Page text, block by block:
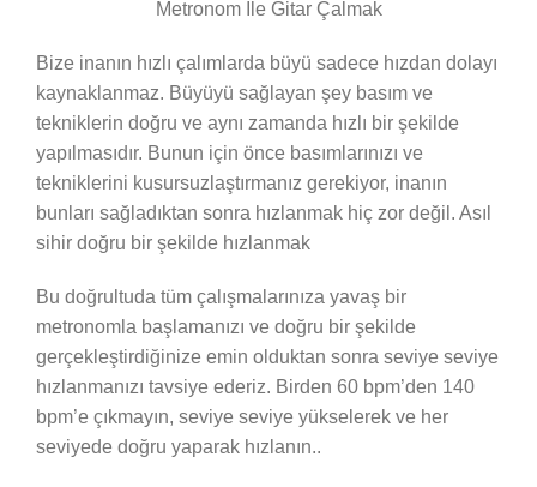
Metronom İle Gitar Çalmak
Bize inanın hızlı çalımlarda büyü sadece hızdan dolayı
kaynaklanmaz. Büyüyü sağlayan şey basım ve
tekniklerin doğru ve aynı zamanda hızlı bir şekilde
yapılmasıdır. Bunun için önce basımlarınızı ve
tekniklerini kusursuzlaştırmanız gerekiyor, inanın
bunları sağladıktan sonra hızlanmak hiç zor değil. Asıl
sihir doğru bir şekilde hızlanmak
Bu doğrultuda tüm çalışmalarınıza yavaş bir
metronomla başlamanızı ve doğru bir şekilde
gerçekleştirdiğinize emin olduktan sonra seviye seviye
hızlanmanızı tavsiye ederiz. Birden 60 bpm’den 140
bpm’e çıkmayın, seviye seviye yükselerek ve her
seviyede doğru yaparak hızlanın..